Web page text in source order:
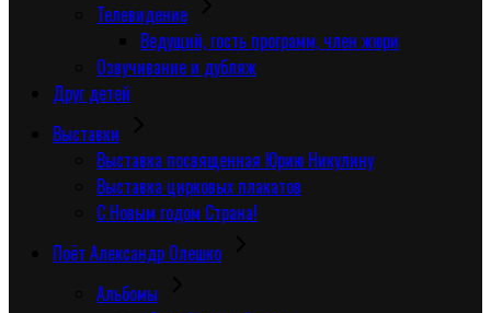
Телевидение
Ведущий, гость программ, член жюри
Озвучивание и дубляж
Друг детей
Выставки
Выставка посвященная Юрию Никулину
Выставка цирковых плакатов
С Новым годом Страна!
Поёт Александр Олешко
Альбомы